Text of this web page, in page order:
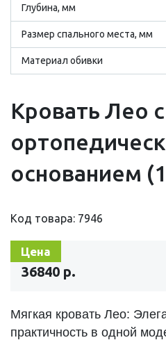
Глубина, мм
Размер cпального места, мм
Материал обивки
Кровать Лео с
основанием
Код товара: 7946
Цена
36840 р.
Мягкая кровать Лео:
практичность в одной